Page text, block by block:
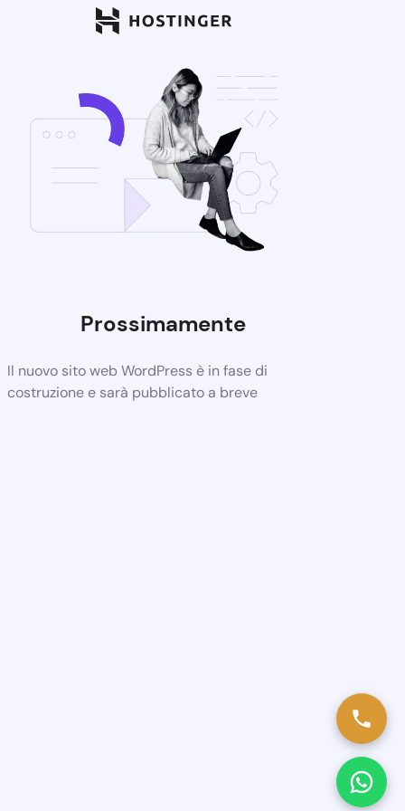
Prossimamente
Il nuovo sito web WordPress è in fase di
costruzione e sarà pubblicato a breve